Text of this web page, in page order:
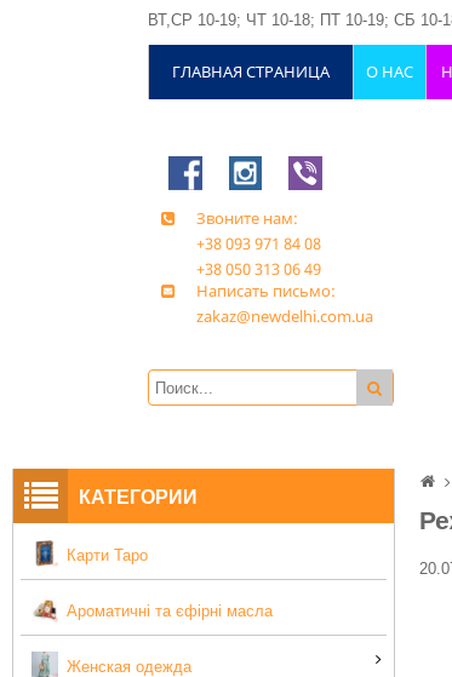
КАТЕГОРИИ
Карти Таро
Ароматичні та єфірні масла
Женская одежда
ВТ,СР 10-19; ЧТ 10-18; ПТ 10-19; СБ 10-
ГЛАВНАЯ СТРАНИЦА О НАС
Звоните нам:
+38 093 971 84 08
+38 050 313 06 49
Написать письмо:
zakaz@newdelhi.com.ua